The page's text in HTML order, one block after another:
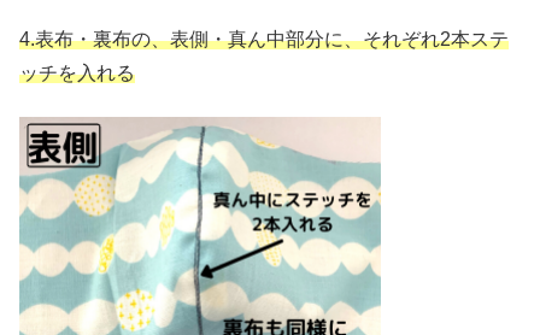
4.表布・裏布の、表側・真ん中部分に、それぞれ2本ステ
ッチを入れる